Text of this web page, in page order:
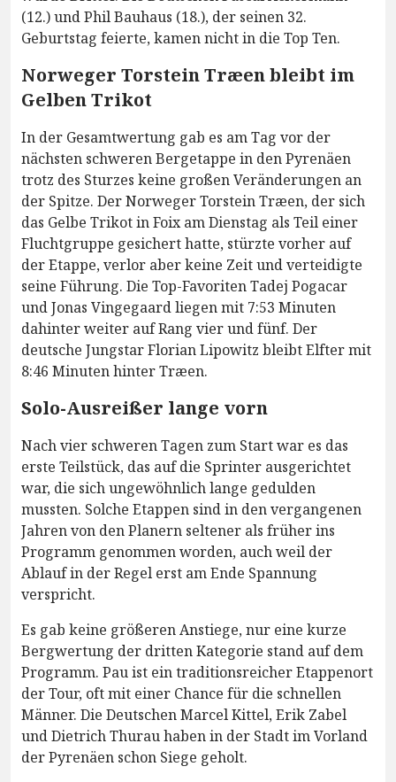
(12.) und Phil Bauhaus (18.), der seinen 32.
Geburtstag feierte, kamen nicht in die Top Ten.
Norweger Torstein Træen bleibt im
Gelben Trikot
In der Gesamtwertung gab es am Tag vor der
nächsten schweren Bergetappe in den Pyrenäen
trotz des Sturzes keine großen Veränderungen an
der Spitze. Der Norweger Torstein Træen, der sich
das Gelbe Trikot in Foix am Dienstag als Teil einer
Fluchtgruppe gesichert hatte, stürzte vorher auf
der Etappe, verlor aber keine Zeit und verteidigte
seine Führung. Die Top-Favoriten Tadej Pogacar
und Jonas Vingegaard liegen mit 7:53 Minuten
dahinter weiter auf Rang vier und fünf. Der
deutsche Jungstar Florian Lipowitz bleibt Elfter mit
8:46 Minuten hinter Træen.
Solo-Ausreißer lange vorn
Nach vier schweren Tagen zum Start war es das
erste Teilstück, das auf die Sprinter ausgerichtet
war, die sich ungewöhnlich lange gedulden
mussten. Solche Etappen sind in den vergangenen
Jahren von den Planern seltener als früher ins
Programm genommen worden, auch weil der
Ablauf in der Regel erst am Ende Spannung
verspricht.
Es gab keine größeren Anstiege, nur eine kurze
Bergwertung der dritten Kategorie stand auf dem
Programm. Pau ist ein traditionsreicher Etappenort
der Tour, oft mit einer Chance für die schnellen
Männer. Die Deutschen Marcel Kittel, Erik Zabel
und Dietrich Thurau haben in der Stadt im Vorland
der Pyrenäen schon Siege geholt.